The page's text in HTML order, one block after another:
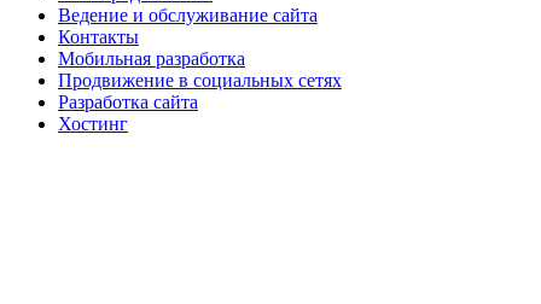
Ведение и обслуживание сайта
Контакты
Мобильная разработка
Продвижение в социальных сетях
Разработка сайта
Хостинг